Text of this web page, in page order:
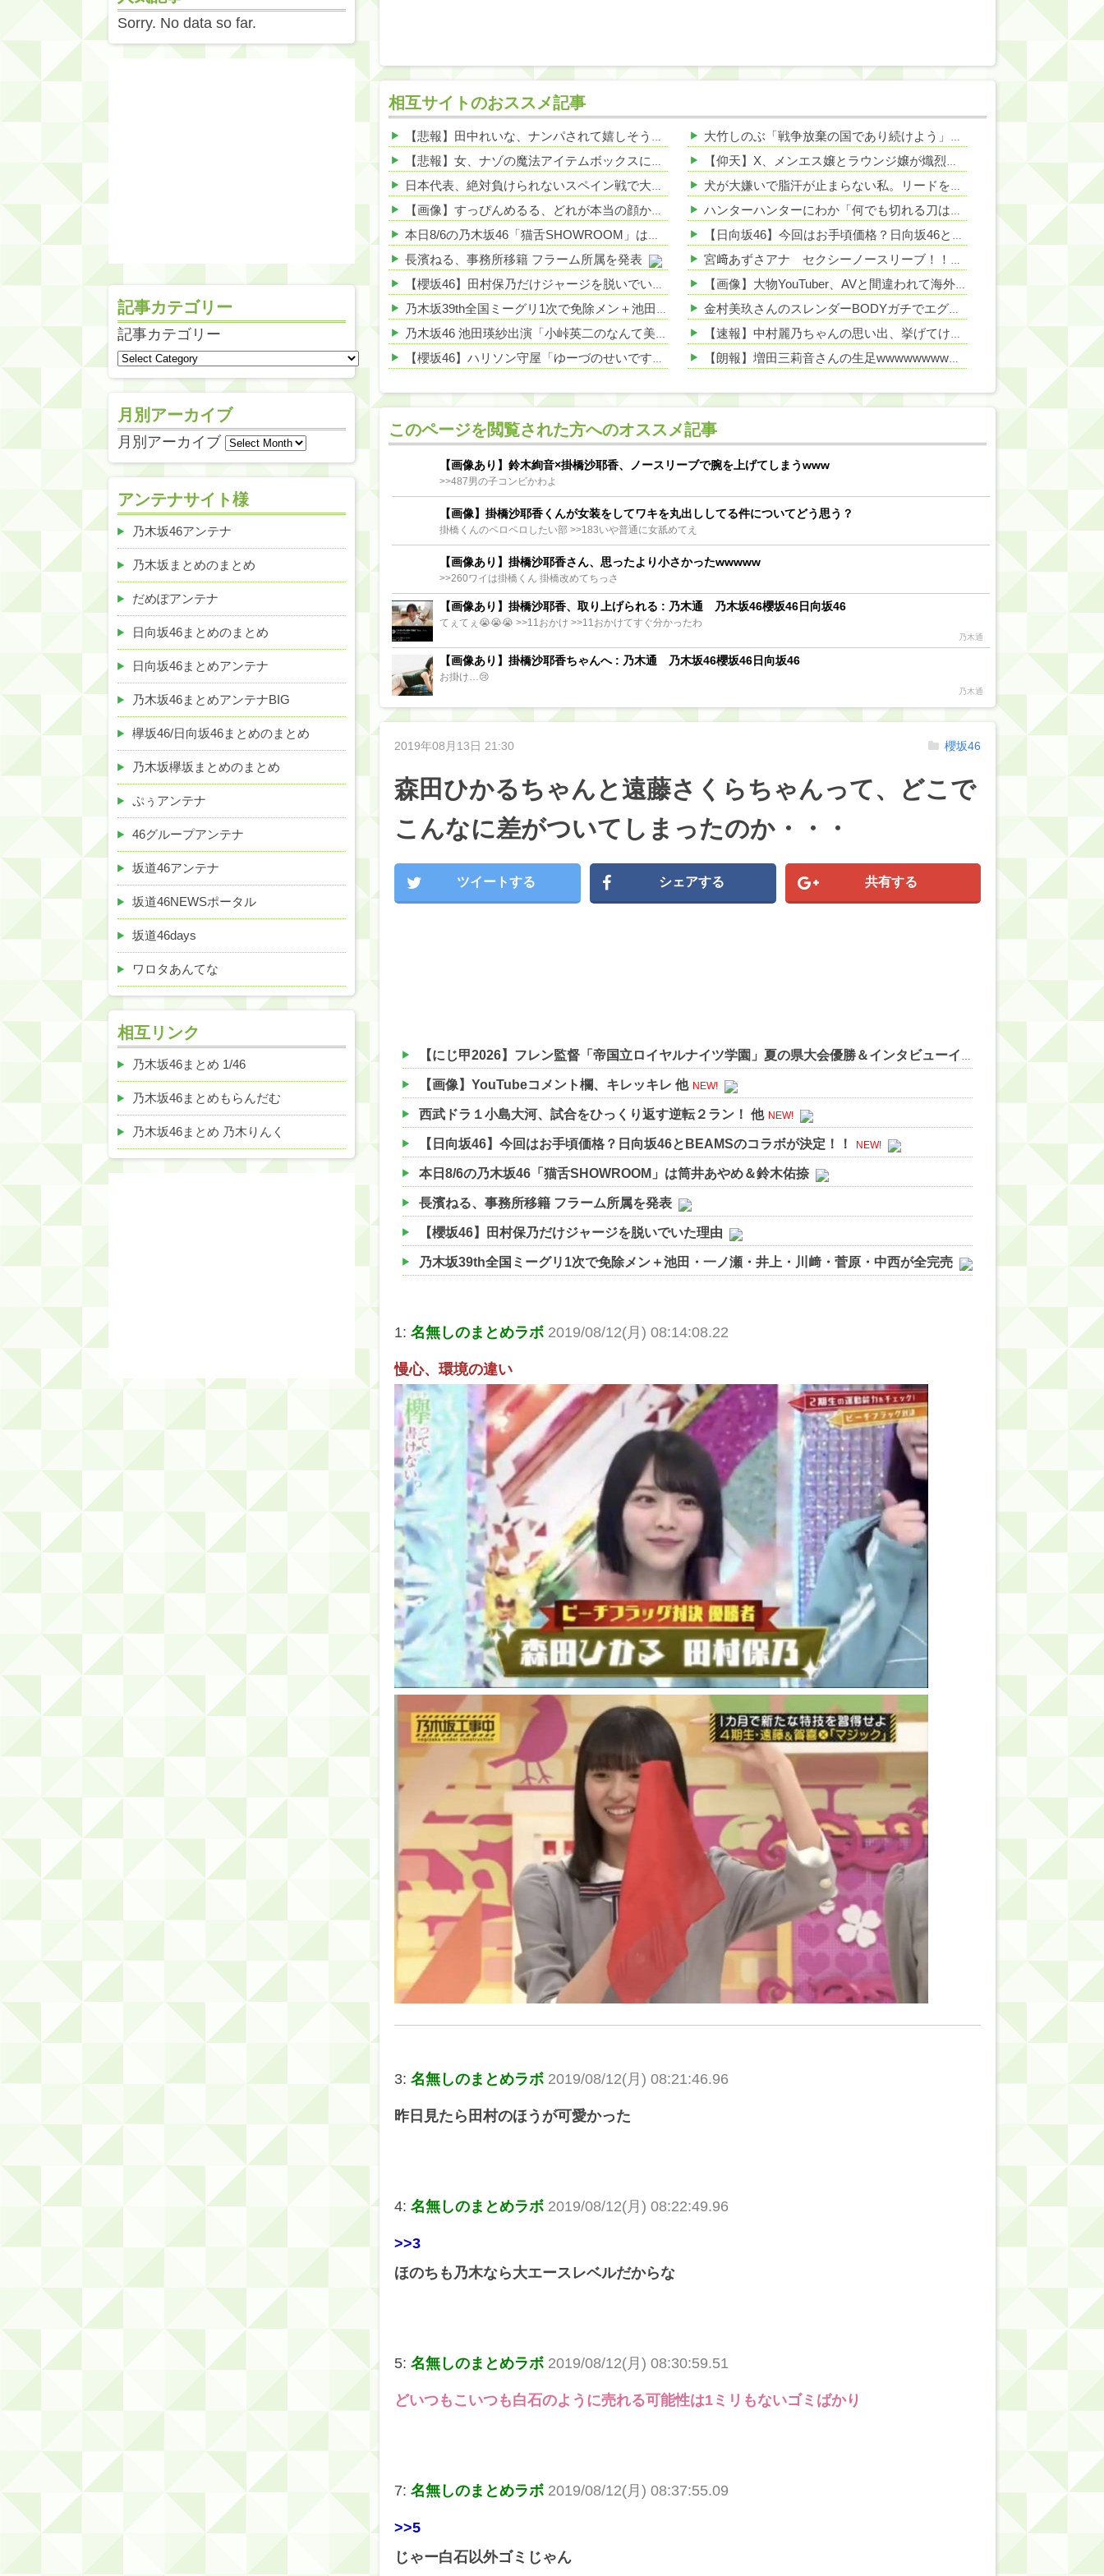
相互サイトのおススメ記事
【悲報】田中れいな、ナンパされて嬉しそうwwwwwww 他 NEW!
【悲報】女、ナゾの魔法アイテムボックスに頼りすぎｗｗｗｗ 他 NEW!
日本代表、絶対負けられないスペイン戦で大ピンチ、その理由がこれｗｗｗｗ 他 NEW!
【画像】すっぴんめるる、どれが本当の顔かわからないwwwww 他 NEW!
本日8/6の乃木坂46「猫舌SHOWROOM」は筒井あやめ＆鈴木佑捺
長濱ねる、事務所移籍 フラーム所属を発表
【櫻坂46】田村保乃だけジャージを脱いでいた理由
乃木坂39th全国ミーグリ1次で免除メン＋池田・一ノ瀬・井上・川﨑・菅原・中西が全完売
乃木坂46 池田瑛紗出演「小峠英二のなんて美だ！」テーマ：徳川家康【2025.8.5 24:00〜 TOKYO MX】
【櫻坂46】ハリソン守屋「ゆーづのせいです」【ラヴィット!】
【日向坂46】この月、何かあるのか！？『お願いバッハ！』ミーグリ日程がこちら
Powered by livedoor 相互RSS
大竹しのぶ「戦争放棄の国であり続けよう」←この投稿が話題に
【仰天】X、メンエス嬢とラウンジ嬢が熾烈な女の争いを繰り広げ対戦型になってしまうw w w w w w w w
犬が大嫌いで脂汗が止まらない私。リードをつけ放置された犬に絡まれ、追いかけられた先で『信じられない光景』を目撃→必死で救急車を呼ぶも犬と取り残されて・・・
ハンターハンターにわか「何でも切れる刀は具現化できない(ﾆﾁｯ」←これ
【日向坂46】今回はお手頃価格？日向坂46とBEAMSのコラボが決定！！
宮﨑あずさアナ セクシーノースリーブ！！NEW!
【画像】大物YouTuber、AVと間違われて海外でバズるwww
金村美玖さんのスレンダーBODYガチでエグいって・・・ガチでエグいって・・・
【速報】中村麗乃ちゃんの思い出、挙げてけwwwwwwwwwww
【朗報】増田三莉音さんの生足wwwwwwwwwwww
乃木坂46『オリコン上半期SG1位獲得!!』←もうこれ今が全盛期だろwwwwww
Powered by livedoor 相互RSS
このページを閲覧された方へのオススメ記事
【画像あり】鈴木絢音×掛橋沙耶香、ノースリーブで腕を上げてしまうwww
>>487男の子コンビかわよ
【画像】掛橋沙耶香くんが女装をしてワキを丸出ししてる件についてどう思う？
掛橋くんのペロペロしたい部 >>183いや普通に女舐めてえ
【画像あり】掛橋沙耶香さん、思ったより小さかったwwwww
>>260ワイは掛橋くん 掛橋改めてちっさ
【画像あり】掛橋沙耶香、取り上げられる : 乃木通 乃木坂46櫻坂46日向坂46
てぇてぇ😭😭😭 >>11おかけ >>11おかけてすぐ分かったわ
乃木通
【画像あり】掛橋沙耶香ちゃんへ : 乃木通 乃木坂46櫻坂46日向坂46
お掛け…😢
乃木通
2019年08月13日 21:30
森田ひかるちゃんと遠藤さくらちゃんって、どこで
こんなに差がついてしまったのか・・・
櫻坂46
ツイートする シェアする 共有する
【にじ甲2026】フレン監督「帝国立ロイヤルナイツ学園」夏の県大会優勝＆インタビューイベントで青特覚醒！集大成のラスト甲子園へファンから熱い声援！ 他
【画像】YouTubeコメント欄、キレッキレ 他 NEW!
西武ドラ１小島大河、試合をひっくり返す逆転２ラン！ 他 NEW!
【日向坂46】今回はお手頃価格？日向坂46とBEAMSのコラボが決定！！ NEW!
本日8/6の乃木坂46「猫舌SHOWROOM」は筒井あやめ＆鈴木佑捺
長濱ねる、事務所移籍 フラーム所属を発表
【櫻坂46】田村保乃だけジャージを脱いでいた理由
乃木坂39th全国ミーグリ1次で免除メン＋池田・一ノ瀬・井上・川﨑・菅原・中西が全完売
【櫻坂46】ミーグリで喧嘩！？山下瞳月、これはマジギレしてる
【速報】中村麗乃ちゃんの思い出、挙げてけwwwwwwwwwww
【朗報】増田三莉音さんの生足wwwwwwwwwwww
【朗報】増田三莉音さんの生足wwwwwwwwwwww
【川﨑桜】まあ、でも筑駒は断れないだろ？
筒井あやめ、アレをチラリ。こういう偶然の方が官能的だよな？
Powered by livedoor 相互RSS
1: 名無しのまとめラボ 2019/08/12(月) 08:14:08.22
慢心、環境の違い
3: 名無しのまとめラボ 2019/08/12(月) 08:21:46.96
昨日見たら田村のほうが可愛かった
4: 名無しのまとめラボ 2019/08/12(月) 08:22:49.96
>>3
ほのちも乃木なら大エースレベルだからな
5: 名無しのまとめラボ 2019/08/12(月) 08:30:59.51
どいつもこいつも白石のように売れる可能性は1ミリもないゴミばかり
7: 名無しのまとめラボ 2019/08/12(月) 08:37:55.09
>>5
じゃー白石以外ゴミじゃん
Sorry. No data so far.
記事カテゴリー
記事カテゴリー
月別アーカイブ
月別アーカイブ
アンテナサイト様
乃木坂46アンテナ
乃木坂まとめのまとめ
だめぽアンテナ
日向坂46まとめのまとめ
日向坂46まとめアンテナ
乃木坂46まとめアンテナBIG
欅坂46/日向坂46まとめのまとめ
乃木坂欅坂まとめのまとめ
ぷぅアンテナ
46グループアンテナ
坂道46アンテナ
坂道46NEWSポータル
坂道46days
ワロタあんてな
相互リンク
乃木坂46まとめ 1/46
乃木坂46まとめもらんだむ
乃木坂46まとめ 乃木りんく